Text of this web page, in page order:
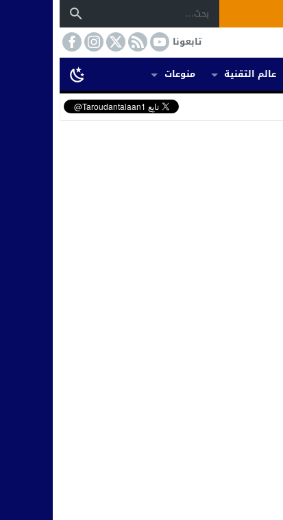
تابعونا
عالم التقنية
منوعات